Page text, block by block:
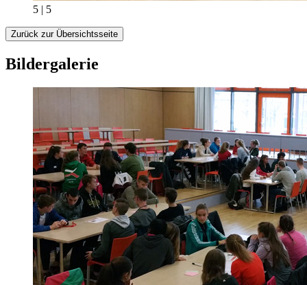
5 | 5
Zurück zur Übersichtsseite
Bildergalerie